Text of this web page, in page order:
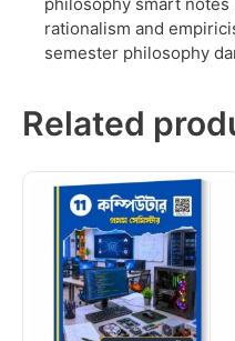
rationalism and
semester philosophy
Related